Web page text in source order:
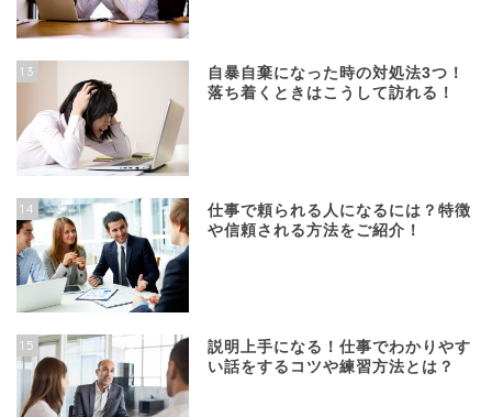
13
自暴自棄になった時の対処法3つ！
落ち着くときはこうして訪れる！
14
仕事で頼られる人になるには？特徴
や信頼される方法をご紹介！
15
説明上手になる！仕事でわかりやす
い話をするコツや練習方法とは？